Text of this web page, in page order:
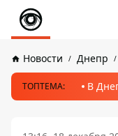
Новости Днепр
ТОПТЕМА: В